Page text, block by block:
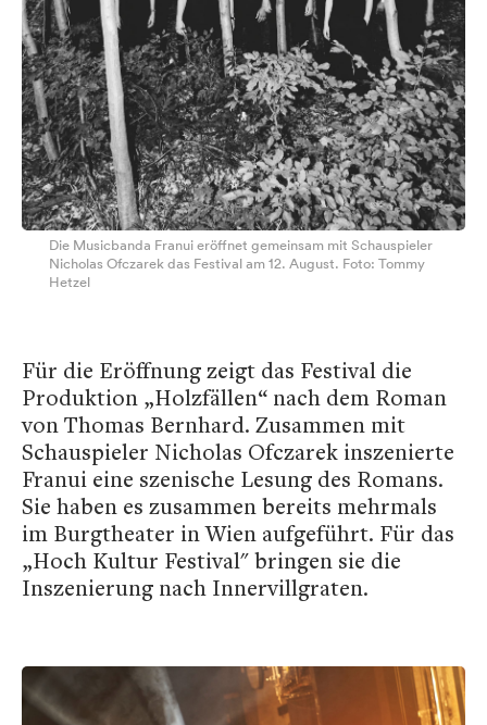
Die Musicbanda Franui eröffnet gemeinsam mit Schauspieler
Nicholas Ofczarek das Festival am 12. August. Foto: Tommy
Hetzel
Für die Eröffnung zeigt das Festival die
Produktion „Holzfällen“ nach dem Roman
von Thomas Bernhard. Zusammen mit
Schauspieler Nicholas Ofczarek inszenierte
Franui eine szenische Lesung des Romans.
Sie haben es zusammen bereits mehrmals
im Burgtheater in Wien aufgeführt. Für das
„Hoch Kultur Festival" bringen sie die
Inszenierung nach Innervillgraten.